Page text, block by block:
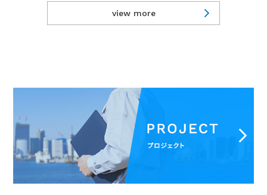
view more